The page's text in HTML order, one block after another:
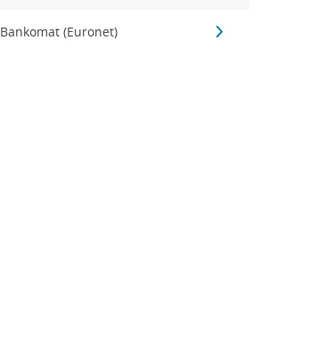
Bankomat (Euronet)